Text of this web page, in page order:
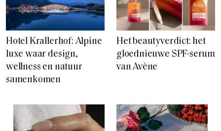
Hotel Krallerhof: Alpine
luxe waar design,
wellness en natuur
samenkomen
Het beautyverdict: het
gloednieuwe SPF-serum
van Avène